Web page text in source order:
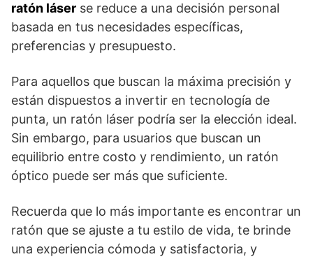
ratón láser se reduce a una decisión personal
basada en tus necesidades específicas,
preferencias y presupuesto.
Para aquellos que buscan la máxima precisión y
están dispuestos a invertir en tecnología de
punta, un ratón láser podría ser la elección ideal.
Sin embargo, para usuarios que buscan un
equilibrio entre costo y rendimiento, un ratón
óptico puede ser más que suficiente.
Recuerda que lo más importante es encontrar un
ratón que se ajuste a tu estilo de vida, te brinde
una experiencia cómoda y satisfactoria, y